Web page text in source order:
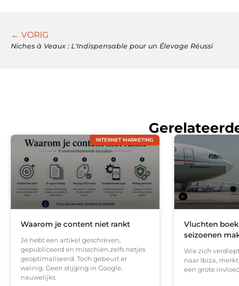
← VORIG
Niches à Veaux : L'Indispensable pour un Élevage Réussi
INTERNET MARKETING
Waarom je content niet rankt
Je hebt een artikel geschreven,
gepubliceerd en misschien zelfs netjes
geoptimaliseerd. Toch gebeurt er
weinig. Geen stijging in Google,
nauwelijks
Vluchten
seizoenen
Wie zich
naar Ibiza,
een grote